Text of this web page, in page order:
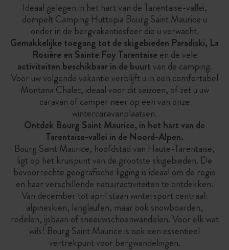
Ideaal gelegen in het hart van de Tarentaise-vallei,
dompelt Camping Huttopia Bourg Saint Maurice u
onder in de bergvakantiesfeer die u verwacht.
Gemakkelijke toegang tot de skigebieden Paradiski, La
Rosière en Sainte Foy Tarentaise en de vele
activiteiten beschikbaar in de buurtvan de camping.
Voor uw volgende vakantie verblijft u in een comfortabel
Montana Chalet, ideaal voor dit seizoen, of zet u uw
caravan of camper neer op een van onze
wintercaravanplaatsen.
Ontdek Bourg Saint Maurice, in het hart van de
Tarentaise-vallei in de Noord-Alpen.
Bourg Saint Maurice, hoofdstad van Haute-Tarentaise,
ligt op het kruispunt van de grootste skigebieden. De
bevoorrechte geografische ligging is ideaal om de regio
en haar verschillende natuuractiviteiten te ontdekken.
Van december tot april staan wintersport centraal:
alpineskiën, langlaufen, maar ook snowboarden,
rodelen, ijsbaan of sneeuwschoenwandelen. Voor elk wat
wils! Bourg Saint Maurice is ook een essentieel
vertrekpunt voor bergwandelingen.